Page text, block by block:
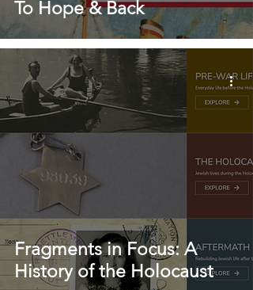
To Hope & Back
Fragments in Focus: A
History of the Holocaust